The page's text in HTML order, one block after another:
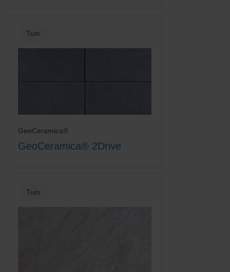
Tuin
GeoCeramica®
GeoCeramica® 2Drive
Tuin